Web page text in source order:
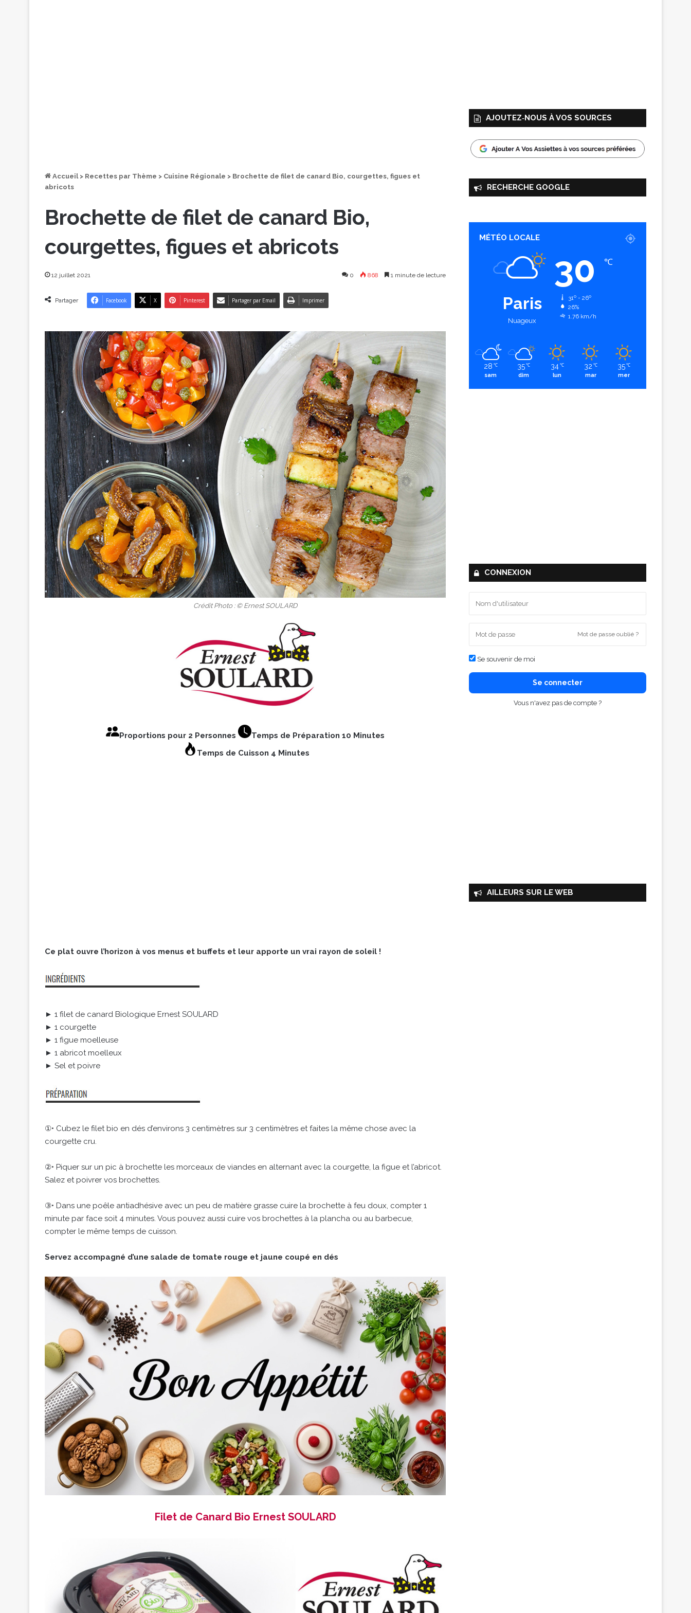
Accueil > Recettes par Thème > Cuisine Régionale > Brochette de filet de canard Bio, courgettes, figues et
abricots
Brochette de filet de canard Bio,
courgettes, figues et abricots
12 juillet 2021 0 868 1 minute de lecture
Partager Facebook X Pinterest Partager par Email Imprimer
Crédit Photo : © Ernest SOULARD
Proportions pour 2 Personnes
Temps de Préparation 10 Minutes
Temps de Cuisson 4 Minutes
Ce plat ouvre l’horizon à vos menus et buffets et leur apporte un vrai rayon de soleil !
► 1 filet de canard Biologique Ernest SOULARD
► 1 courgette
► 1 figue moelleuse
► 1 abricot moelleux
► Sel et poivre
①• Cubez le filet bio en dés d’environs 3 centimètres sur 3 centimètres et faites la même chose avec la
courgette cru.
②• Piquer sur un pic à brochette les morceaux de viandes en alternant avec la courgette, la figue et l’abricot.
Salez et poivrer vos brochettes.
③• Dans une poêle antiadhésive avec un peu de matière grasse cuire la brochette à feu doux, compter 1
minute par face soit 4 minutes. Vous pouvez aussi cuire vos brochettes à la plancha ou au barbecue,
compter le même temps de cuisson.
Servez accompagné d’une salade de tomate rouge et jaune coupé en dés
Filet de Canard Bio Ernest SOULARD
AJOUTEZ‑NOUS À VOS SOURCES
RECHERCHE GOOGLE
MÉTÉO LOCALE
Paris
Nuageux
30 ℃
31º - 26º
26%
1.76 km/h
28 ℃
sam
35 ℃
dim
34 ℃
lun
32 ℃
mar
35 ℃
mer
CONNEXION
Mot de passe oublié ?
Se souvenir de moi
Se connecter
Vous n'avez pas de compte ?
AILLEURS SUR LE WEB